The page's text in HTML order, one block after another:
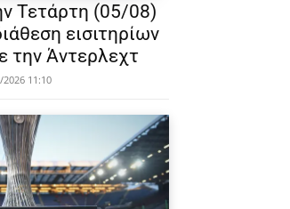
Τετάρτη (05/08)
εισιτηρίων
την Άντερλεχτ
11:10